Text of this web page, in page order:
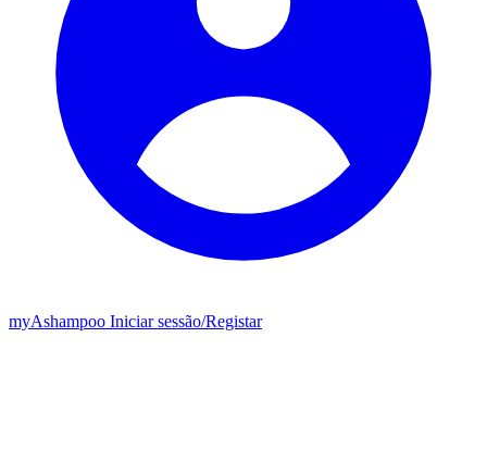
myAshampoo Iniciar sessão/Registar